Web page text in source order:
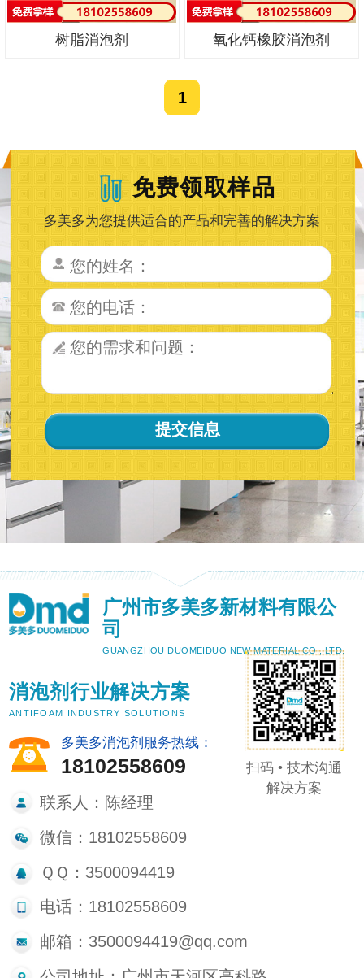
树脂消泡剂 氧化钙橡胶消泡剂
1
免费领取样品
多美多为您提供适合的产品和完善的解决方案
广州市多美多新材料有限公
司
GUANGZHOU DUOMEIDUO NEW MATERIAL CO., LTD.
消泡剂行业解决方案
ANTIFOAM INDUSTRY SOLUTIONS
多美多消泡剂服务热线：
18102558609
联系人：陈经理
微信：18102558609
ＱＱ：3500094419
电话：18102558609
邮箱：3500094419@qq.com
扫码 • 技术沟通
解决方案